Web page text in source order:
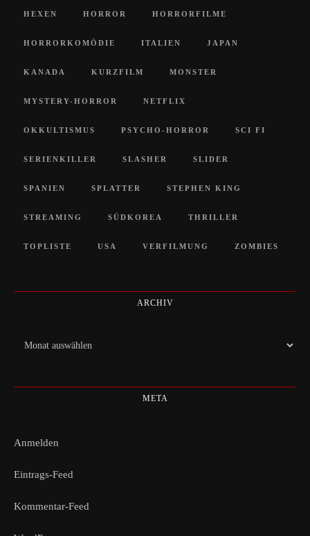
HEXEN HORROR HORRORFILME
HORRORKOMÖDIE ITALIEN JAPAN
KANADA KURZFILM MONSTER
MYSTERY-HORROR NETFLIX
OKKULTISMUS PSYCHO-HORROR SCI FI
SERIENKILLER SLASHER SLIDER
SPANIEN SPLATTER STEPHEN KING
STREAMING SÜDKOREA THRILLER
TOPLISTE USA VERFILMUNG ZOMBIES
ARCHIV
Archiv
META
Anmelden
Eintrags-Feed
Kommentar-Feed